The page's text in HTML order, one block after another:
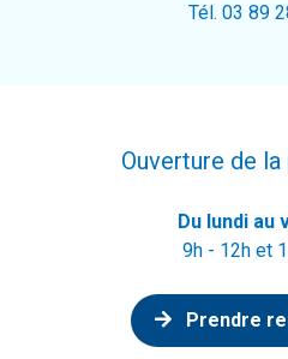
Tél. 03 89
Ouverture de
Du lundi au
9h - 12h et
Prendre